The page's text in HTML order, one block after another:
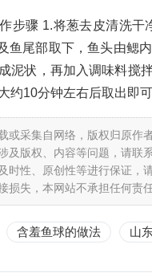
步骤 1.将葱去皮清洗
鱼尾部取下，鱼头由鳃
泥状，再加入调味料搅
约10分钟左右后取出即可
或采集自网络，版权归原作
及版权、内容等问题，请联
时性、原创性等进行保证，
损失，本网站不承担任何责任
含羞鱼球的做法 山